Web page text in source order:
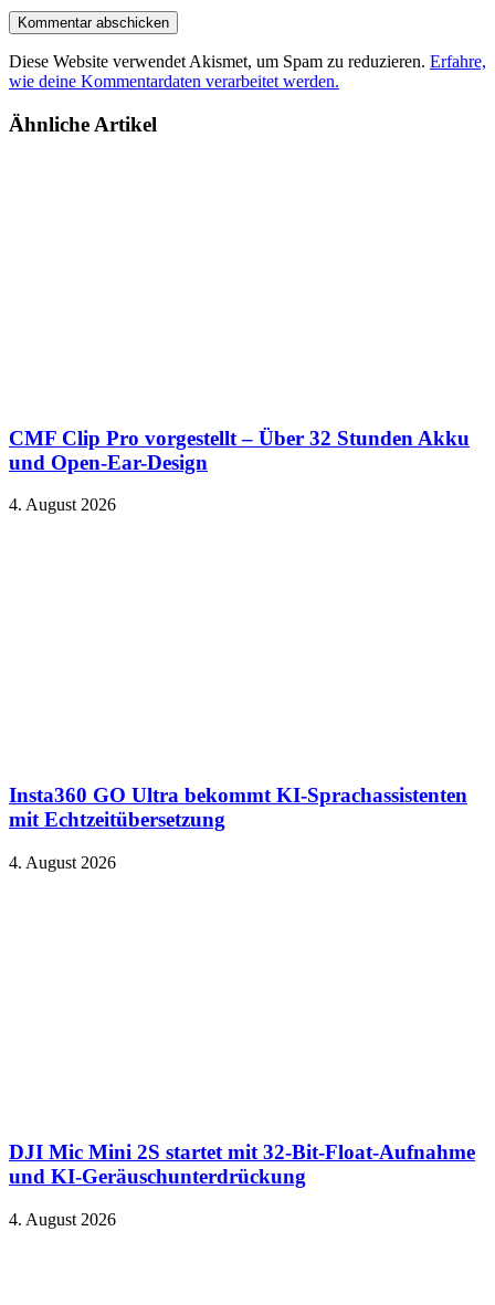
Diese Website verwendet Akismet, um Spam zu reduzieren. Erfahre,
wie deine Kommentardaten verarbeitet werden.
Ähnliche Artikel
CMF Clip Pro vorgestellt – Über 32 Stunden Akku
und Open-Ear-Design
4. August 2026
Insta360 GO Ultra bekommt KI-Sprachassistenten
mit Echtzeitübersetzung
4. August 2026
DJI Mic Mini 2S startet mit 32-Bit-Float-Aufnahme
und KI-Geräuschunterdrückung
4. August 2026